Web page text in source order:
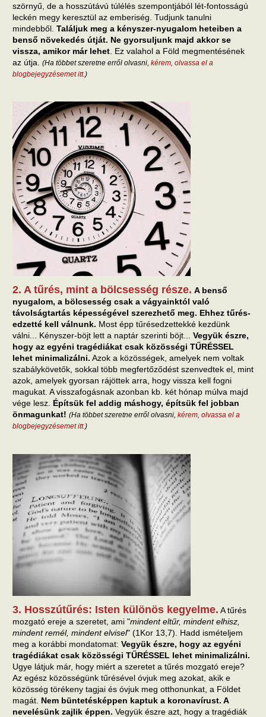
szörnyű, de a hosszútávú túlélés szempontjából lét-fontosságú
leckén megy keresztül az emberiség. Tudjunk tanulni
mindebből. Találjuk meg a kényszer-nyugalom heteiben a
benső növekedés útját. Ne gyorsuljunk majd akkor se
vissza, amikor már lehet . Ez valahol a Föld megmentésének
az útja. (Ha többet szeretne erről olvasni, kérem, olvassa el a
blogbejegyzésemet itt.)
2. A tűrés, mint a bölcsesség része. A benső
nyugalom, a bölcsesség csak a vágyainktól való
távolságtartás képességével szerezhető meg. Ehhez tűrés-
edzetté kell válnunk. Most épp tűrésedzettekké kezdünk
válni... Kényszer-böjt lett a naptár szerinti böjt... Vegyük észre,
hogy az egyéni tragédiákat csak közösségi TŰRÉSSEL
lehet minimalizálni. Azok a közösségek, amelyek nem voltak
szabálykövetők, sokkal több megfertőződést szenvedtek el, mint
azok, amelyek gyorsan rájöttek arra, hogy vissza kell fogni
magukat. A visszafogásnak azonban kb. két hónap múlva majd
vége lesz. Építsük fel addig máshogy, építsük fel jobban
önmagunkat! (Ha többet szeretne erről olvasni, kérem, olvassa el a
blogbejegyzésemet itt.)
3. Hosszútűrés: Isten különös kegyelme. A tűrés
mozgató ereje a szeretet, ami "mindent eltűr, mindent elhisz,
mindent remél, mindent elvisel" (1Kor 13,7). Hadd ismételjem
meg a korábbi mondatomat: Vegyük észre, hogy az egyéni
tragédiákat csak közösségi TŰRÉSSEL lehet minimalizálni.
Ugye látjuk már, hogy miért a szeretet a tűrés mozgató ereje?
Az egész közösségünk tűrésével óvjuk meg azokat, akik e
közösség törékeny tagjai és óvjuk meg otthonunkat, a Földet
magát. Nem büntetésképpen kaptuk a koronavírust. A
nevelésünk zajlik éppen. Vegyük észre azt, hogy a tragédiák